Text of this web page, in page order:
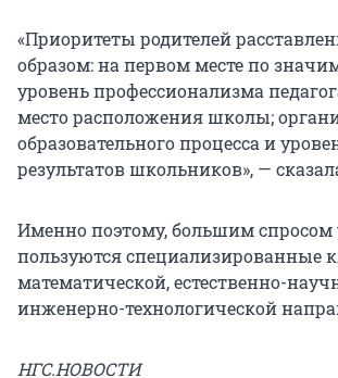
«Приоритеты родителей
образом: на первом месте по
уровень профессионализма
место расположения школы;
образовательного процесса и
результатов школьников», —
Именно поэтому, большим спросом
пользуются специализированные
математической, естественно-
инженерно-технологической
НГС.НОВОСТИ